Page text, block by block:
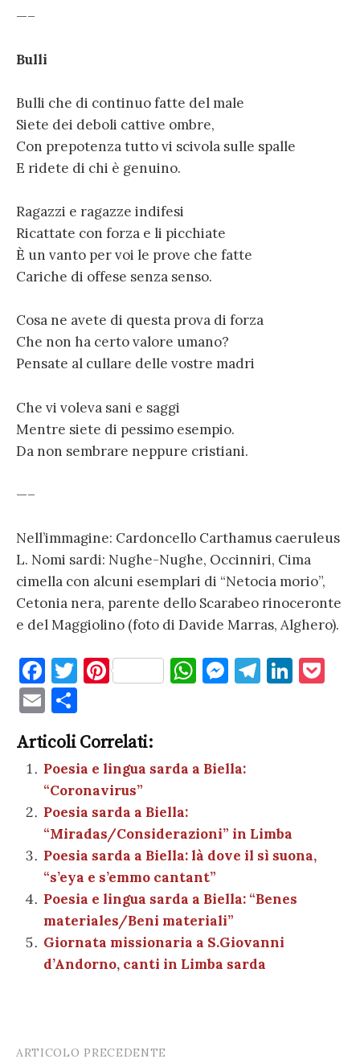
—–
Bulli
Bulli che di continuo fatte del male
Siete dei deboli cattive ombre,
Con prepotenza tutto vi scivola sulle spalle
E ridete di chi è genuino.
Ragazzi e ragazze indifesi
Ricattate con forza e li picchiate
È un vanto per voi le prove che fatte
Cariche di offese senza senso.
Cosa ne avete di questa prova di forza
Che non ha certo valore umano?
Pensate al cullare delle vostre madri
Che vi voleva sani e saggi
Mentre siete di pessimo esempio.
Da non sembrare neppure cristiani.
—–
Nell’immagine: Cardoncello Carthamus caeruleus
L. Nomi sardi: Nughe-Nughe, Occinniri, Cima
cimella con alcuni esemplari di “Netocia morio”,
Cetonia nera, parente dello Scarabeo rinoceronte
e del Maggiolino (foto di Davide Marras, Alghero).
F
a
c
e
b
o
o
k
T
te
r
Pi
es
t
W
A
p
M
g
T Li
E
m
ai
l
n
di
vi
di
Articoli Correlati:
Poesia e lingua sarda a Biella:
“Coronavirus”
Poesia sarda a Biella:
“Miradas/Considerazioni” in Limba
Poesia sarda a Biella: là dove il sì suona,
“s’eya e s’emmo cantant”
Poesia e lingua sarda a Biella: “Benes
materiales/Beni materiali”
Giornata missionaria a S.Giovanni
d’Andorno, canti in Limba sarda
ARTICOLO PRECEDENTE